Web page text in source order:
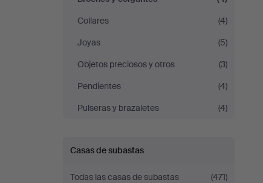
Växjö
Auktionskammare
Collares
(4)
Joyas
(5)
Objetos preciosos y otros
(3)
Pendientes
(4)
Pulseras y brazaletes
(4)
Casas de subastas
Todas las casas de subastas
(471)